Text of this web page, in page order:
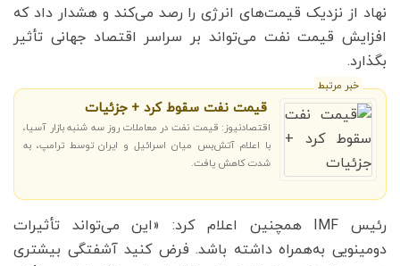
نهاد از نزدیک قیمت‌های انرژی را رصد می‌کند و هشدار داد که
افزایش قیمت نفت می‌تواند بر سراسر اقتصاد جهانی تأثیر
بگذارد.
خبر مرتبط
قیمت نفت سقوط کرد + جزئیات
اقتصادنیوز: قیمت نفت در معاملات روز سه شنبه بازار آسیا،
با اعلام آتش‌بس میان اسرائیل و ایران توسط ترامپ، به
شدت کاهش یافت.
رئیس IMF همچنین اعلام کرد: «این می‌تواند تأثیرات
دومینویی به‌همراه داشته باشد. فرض کنید آشفتگی بیشتری